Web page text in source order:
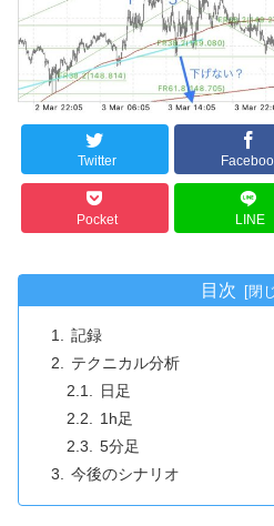
Twitter
Pocket LINE
目次
記録
テクニカル分析
日足
1h足
5分足
今後のシナリオ